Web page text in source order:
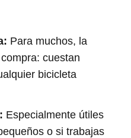
Para muchos, la
cuestan
bicicleta
Especialmente útiles
o si trabajas